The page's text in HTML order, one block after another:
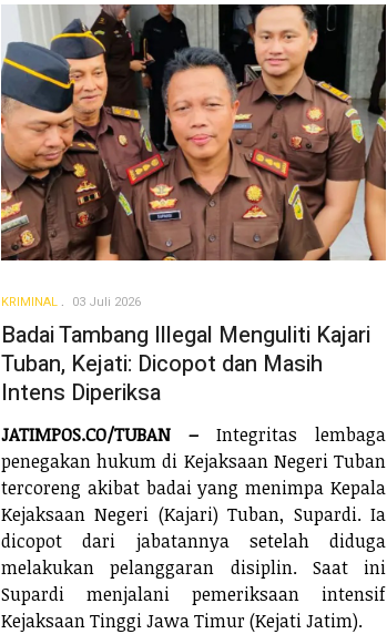
KRIMINAL 03 Juli 2026
Badai Tambang Illegal Menguliti Kajari
Tuban, Kejati: Dicopot dan Masih
Intens Diperiksa
JATIMPOS.CO/TUBAN – Integritas lembaga
penegakan hukum di Kejaksaan Negeri Tuban
tercoreng akibat badai yang menimpa Kepala
Kejaksaan Negeri (Kajari) Tuban, Supardi. Ia
dicopot dari jabatannya setelah diduga
melakukan pelanggaran disiplin. Saat ini
Supardi menjalani pemeriksaan intensif
Kejaksaan Tinggi Jawa Timur (Kejati Jatim).